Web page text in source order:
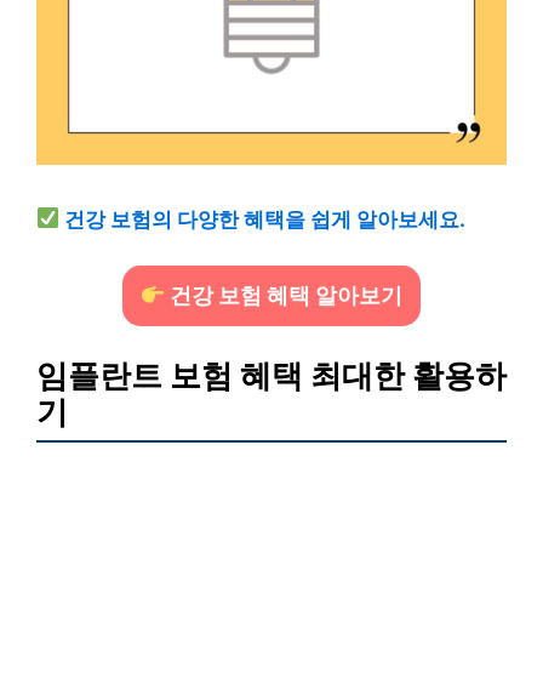
건강 보험의 다양한 혜택을 쉽게 알아보세요.
건강 보험 혜택 알아보기
임플란트 보험 혜택 최대한 활용하
기